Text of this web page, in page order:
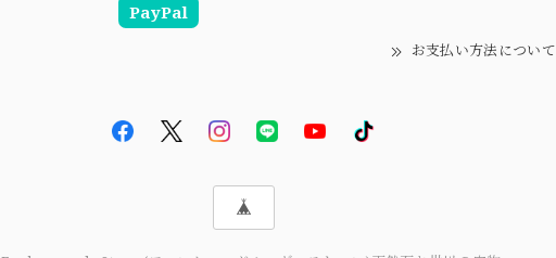
PayPal
お支払い方法について